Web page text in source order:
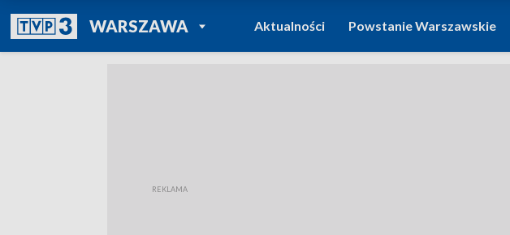
WARSZAWAPOWRÓT DO
TVP REGIONY
Aktualności Powstanie Warszawskie